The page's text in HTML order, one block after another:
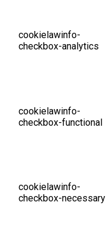
cookielawinfo-
checkbox-analytics
cookielawinfo-
checkbox-functional
cookielawinfo-
checkbox-necessary